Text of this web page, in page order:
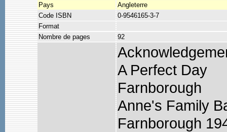
Pays
Angleterre
Code ISBN
0-9546165-3-7
Format
Nombre de pages
92
A Perfect Day
Farnborough
Anne's Family
Farnborough